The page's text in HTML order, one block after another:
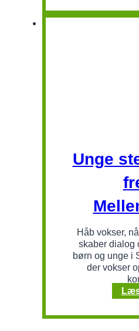
Unge
Håb vokser,
skaber dialog
børn og unge i
der vokser